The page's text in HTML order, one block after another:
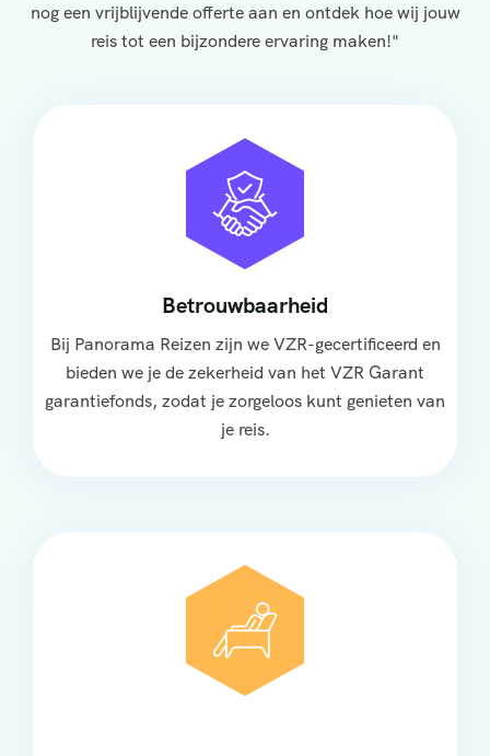
nog een vrijblijvende offerte aan en ontdek hoe wij jouw
reis tot een bijzondere ervaring maken!"
Betrouwbaarheid
Bij Panorama Reizen zijn we VZR-gecertificeerd en
bieden we je de zekerheid van het VZR Garant
garantiefonds, zodat je zorgeloos kunt genieten van
je reis.